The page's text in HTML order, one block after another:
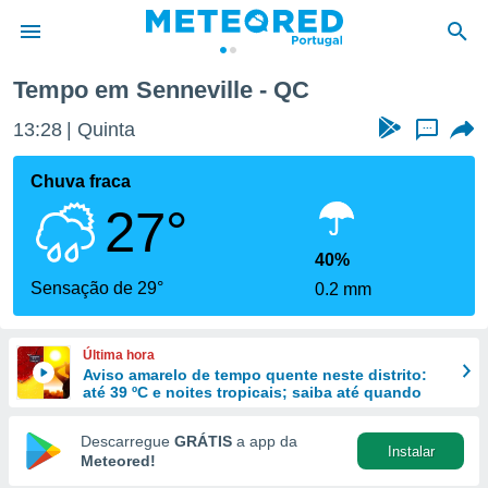
da
foi
fornecidas
a este
das
e
forma
digital
Tempo em Senneville - QC
13:28 Quinta ...
Chuva fraca
27°
Sensação de 29°
40%
0.2 mm
Última hora
Aviso amarelo de tempo quente neste distrito:
até 39 ºC e noites tropicais; saiba até quando
Descarregue GRÁTIS a app da
Meteored!
Instalar